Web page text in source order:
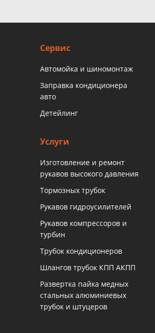
Сервис
Автомойка и шиномонтаж
Заправка кондиционера
авто
Детейлинг
Услуги
Изготовление и ремонт
рукавов высокого давления
Тормозных трубок
Рукавов гидроусилителей
Рукавов компрессоров и
турбин
Трубок кондиционеров
Шлангов трубок КПП АКПП
Развертка пайка медных
стальных алюминиевых
трубок и штуцеров